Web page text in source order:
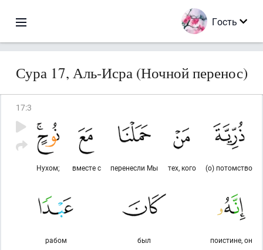
Гость
Сура 17, Аль-Исра (Ночной перенос)
17:3
(о) потомство
тех, кого
перенесли Мы
вместе с
Нухом;
поистине, он
был
рабом